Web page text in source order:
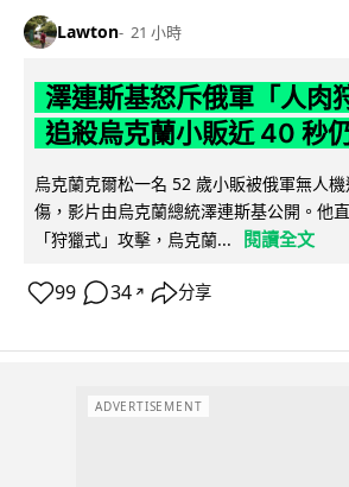
Lawton 21 小時
澤連斯基怒斥俄軍「人肉
追殺烏克蘭小販近 40 秒
烏克蘭克爾松一名 52 歲小販被俄軍無人
傷，影片由烏克蘭總統澤連斯基公開。他
「狩獵式」攻擊，烏克蘭...
閱讀全文
99 34 ↗ 分享
ADVERTISEMENT